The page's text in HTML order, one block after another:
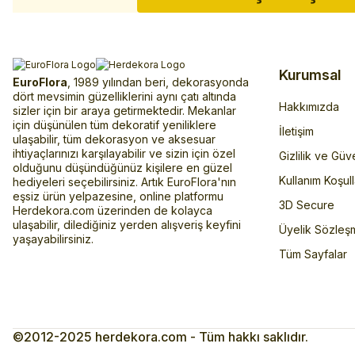
EuroFlora , 1989 yılından beri, dekorasyonda
dört mevsimin güzelliklerini aynı çatı altında
sizler için bir araya getirmektedir. Mekanlar
için düşünülen tüm dekoratif yeniliklere
ulaşabilir, tüm dekorasyon ve aksesuar
ihtiyaçlarınızı karşılayabilir ve sizin için özel
olduğunu düşündüğünüz kişilere en güzel
hediyeleri seçebilirsiniz. Artık EuroFlora'nın
eşsiz ürün yelpazesine, online platformu
Herdekora.com üzerinden de kolayca
ulaşabilir, dilediğiniz yerden alışveriş keyfini
yaşayabilirsiniz.
Kurumsal
Hakkımızda
İletişim
Gizlilik ve
Kullanım
3D Secure
Üyelik
Tüm Sayfalar
©2012-2025 herdekora.com - Tüm hakkı saklıdır.